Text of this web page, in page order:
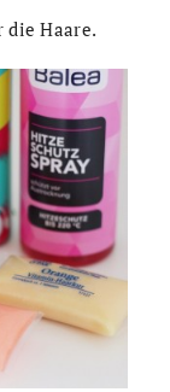
Haare.